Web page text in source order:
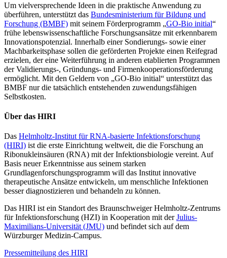
Um vielversprechende Ideen in die praktische Anwendung zu
überführen, unterstützt das Bundesministerium für Bildung und
Forschung (BMBF) mit seinem Förderprogramm „GO-Bio initial“
frühe lebenswissenschaftliche Forschungsansätze mit erkennbarem
Innovationspotenzial. Innerhalb einer Sondierungs- sowie einer
Machbarkeitsphase sollen die geförderten Projekte einen Reifegrad
erzielen, der eine Weiterführung in anderen etablierten Programmen
der Validierungs-, Gründungs- und Firmenkooperationsförderung
ermöglicht. Mit den Geldern von „GO-Bio initial“ unterstützt das
BMBF nur die tatsächlich entstehenden zuwendungsfähigen
Selbstkosten.
Über das HIRI
Das Helmholtz-Institut für RNA-basierte Infektionsforschung
(HIRI) ist die erste Einrichtung weltweit, die die Forschung an
Ribonukleinsäuren (RNA) mit der Infektionsbiologie vereint. Auf
Basis neuer Erkenntnisse aus seinem starken
Grundlagenforschungsprogramm will das Institut innovative
therapeutische Ansätze entwickeln, um menschliche Infektionen
besser diagnostizieren und behandeln zu können.
Das HIRI ist ein Standort des Braunschweiger Helmholtz-Zentrums
für Infektionsforschung (HZI) in Kooperation mit derJulius-
Maximilians-Universität (JMU) und befindet sich auf dem
Würzburger Medizin-Campus.
Pressemitteilung des HIRI